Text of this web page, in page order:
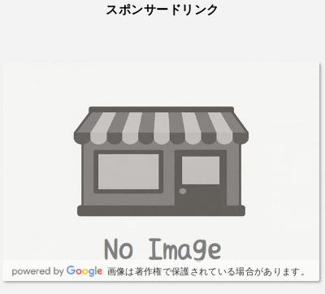
スポンサードリンク
画像は著作権で保護されている場合があります。